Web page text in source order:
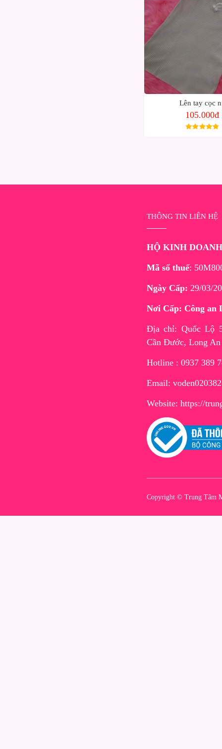
Lên tay cọc
105.000đ
THÔNG TIN LIÊN HỆ
HỘ KINH
Mã số thuế:
Ngày Cấp: 29/03/
Nơi Cấp: Công an
Địa chỉ: Quốc Lộ
Cần Đước, Long An
Hotline : 0937 389
Email:
Website: https://
Copyright © Trung Tâm